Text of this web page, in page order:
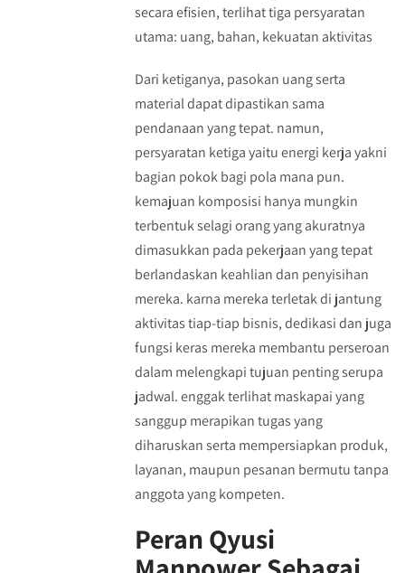
secara efisien, terlihat tiga persyaratan
utama: uang, bahan, kekuatan aktivitas
Dari ketiganya, pasokan uang serta
material dapat dipastikan sama
pendanaan yang tepat. namun,
persyaratan ketiga yaitu energi kerja yakni
bagian pokok bagi pola mana pun.
kemajuan komposisi hanya mungkin
terbentuk selagi orang yang akuratnya
dimasukkan pada pekerjaan yang tepat
berlandaskan keahlian dan penyisihan
mereka. karna mereka terletak di jantung
aktivitas tiap-tiap bisnis, dedikasi dan juga
fungsi keras mereka membantu perseroan
dalam melengkapi tujuan penting serupa
jadwal. enggak terlihat maskapai yang
sanggup merapikan tugas yang
diharuskan serta mempersiapkan produk,
layanan, maupun pesanan bermutu tanpa
anggota yang kompeten.
Peran Qyusi